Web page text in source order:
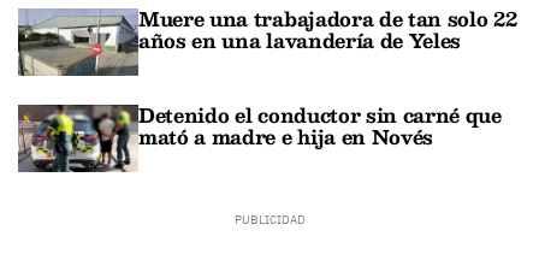
Muere una trabajadora de tan solo 22
años en una lavandería de Yeles
Detenido el conductor sin carné que
mató a madre e hija en Novés